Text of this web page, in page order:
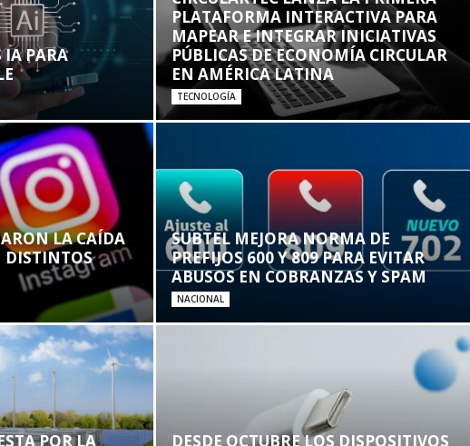
IA PARA
PLATAFORMA INTERACTIVA PARA
MAPEAR E INTEGRAR INICIATIVAS
PÚBLICAS DE ECONOMÍA CIRCULAR
EN AMÉRICA LATINA
TECNOLOGÍA
LA CAÍDA
DISTINTOS
SUBTEL MEJORA NORMA DE
PREFIJOS 600 Y 809 PARA EVITAR
ABUSOS EN COBRANZAS Y SPAM
NACIONAL
POR LA DESDE OCTUBRE LOS DISPOSITIVOS